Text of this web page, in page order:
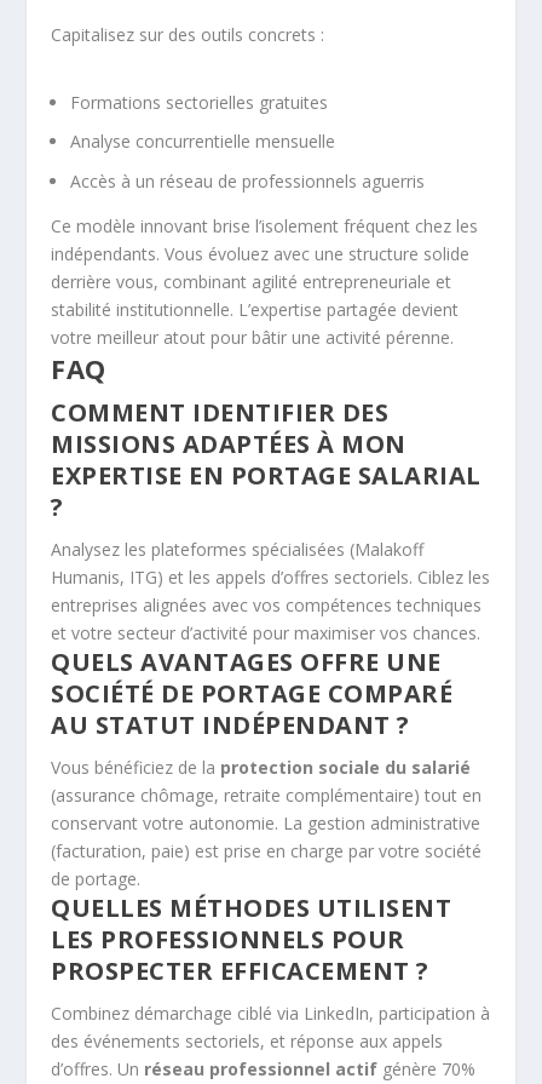
Capitalisez sur des outils concrets :
Formations sectorielles gratuites
Analyse concurrentielle mensuelle
Accès à un réseau de professionnels aguerris
Ce modèle innovant brise l’isolement fréquent chez les
indépendants. Vous évoluez avec une structure solide
derrière vous, combinant agilité entrepreneuriale et
stabilité institutionnelle. L’expertise partagée devient
votre meilleur atout pour bâtir une activité pérenne.
FAQ
COMMENT IDENTIFIER DES
MISSIONS ADAPTÉES À MON
EXPERTISE EN PORTAGE SALARIAL
?
Analysez les plateformes spécialisées (Malakoff
Humanis, ITG) et les appels d’offres sectoriels. Ciblez les
entreprises alignées avec vos compétences techniques
et votre secteur d’activité pour maximiser vos chances.
QUELS AVANTAGES OFFRE UNE
SOCIÉTÉ DE PORTAGE COMPARÉ
AU STATUT INDÉPENDANT ?
Vous bénéficiez de la protection sociale du salarié
(assurance chômage, retraite complémentaire) tout en
conservant votre autonomie. La gestion administrative
(facturation, paie) est prise en charge par votre société
de portage.
QUELLES MÉTHODES UTILISENT
LES PROFESSIONNELS POUR
PROSPECTER EFFICACEMENT ?
Combinez démarchage ciblé via LinkedIn, participation à
des événements sectoriels, et réponse aux appels
d’offres. Un réseau professionnel actif génère 70%